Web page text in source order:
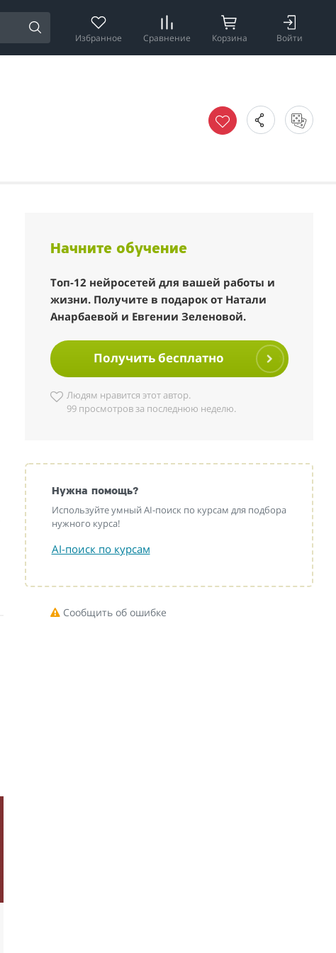
Избранное Сравнение Корзина Войти
Начните обучение
Топ-12 нейросетей для вашей работы и
жизни. Получите в подарок от Натали
Анарбаевой и Евгении Зеленовой.
Получить бесплатно
Людям нравится этот автор.
99 просмотров за последнюю неделю.
Нужна помощь?
Используйте умный AI-поиск по курсам для подбора
нужного курса!
AI-поиск по курсам
Сообщить об ошибке